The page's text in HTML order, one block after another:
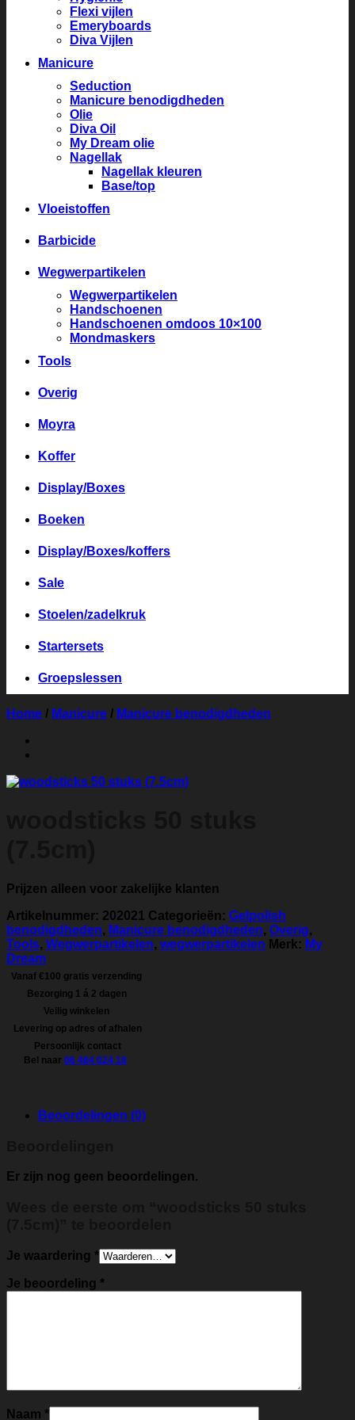
Flexi vijlen
Emeryboards
Diva Vijlen
Manicure
Seduction
Manicure benodigdheden
Olie
Diva Oil
My Dream olie
Nagellak
Nagellak kleuren
Base/top
Vloeistoffen
Barbicide
Wegwerpartikelen
Wegwerpartikelen
Handschoenen
Handschoenen omdoos 10×100
Mondmaskers
Tools
Overig
Moyra
Koffer
Display/Boxes
Boeken
Display/Boxes/koffers
Sale
Stoelen/zadelkruk
Startersets
Groepslessen
Home / Manicure / Manicure benodigdheden
Prijzen alleen voor zakelijke klanten
Artikelnummer: 202021 Categorieën: Gelpolish
benodigdheden, Manicure benodigdheden, Overig,
Tools, Wegwerpartikelen, wegwerpartikelen Merk: My
Dream
Vanaf €100 gratis verzending
Bezorging 1 á 2 dagen
Veilig winkelen
Levering op adres of afhalen
Persoonlijk contact
Bel naar 06 484 024 18
Beoordelingen (0)
Er zijn nog geen beoordelingen.
Je waardering *
Je beoordeling *
Naam *